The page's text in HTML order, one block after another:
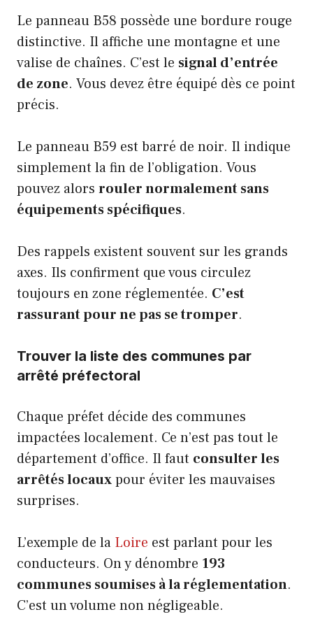
Le panneau B58 possède une bordure rouge
distinctive. Il affiche une montagne et une
valise de chaînes. C’est le signal d’entrée
de zone. Vous devez être équipé dès ce point
précis.
Le panneau B59 est barré de noir. Il indique
simplement la fin de l’obligation. Vous
pouvez alors rouler normalement sans
équipements spécifiques.
Des rappels existent souvent sur les grands
axes. Ils confirment que vous circulez
toujours en zone réglementée. C’est
rassurant pour ne pas se tromper.
Trouver la liste des communes par
arrêté préfectoral
Chaque préfet décide des communes
impactées localement. Ce n’est pas tout le
département d’office. Il faut consulter les
arrêtés locauxpour éviter les mauvaises
surprises.
L’exemple de la Loire est parlant pour les
conducteurs. On y dénombre 193
communes soumises à la réglementation.
C’est un volume non négligeable.